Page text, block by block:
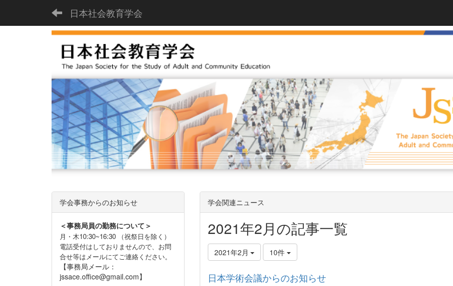
日本社会教育学会
学会関連ニュース
2021年2月の記事一覧
2021年2月 10件
日本学術会議からのお知らせ
学会事務からのお知らせ
＜事務局員の勤務について＞
月・木10:30~16:30 （祝祭日を除く）
電話受付はしておりませんので、お問
合せ等はメールにてご連絡ください。
【事務局メール：
jssace.office@gmail.com】